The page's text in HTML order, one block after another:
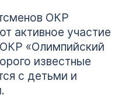
ОКР
активное участие
«Олимпийский
известные
с детьми и